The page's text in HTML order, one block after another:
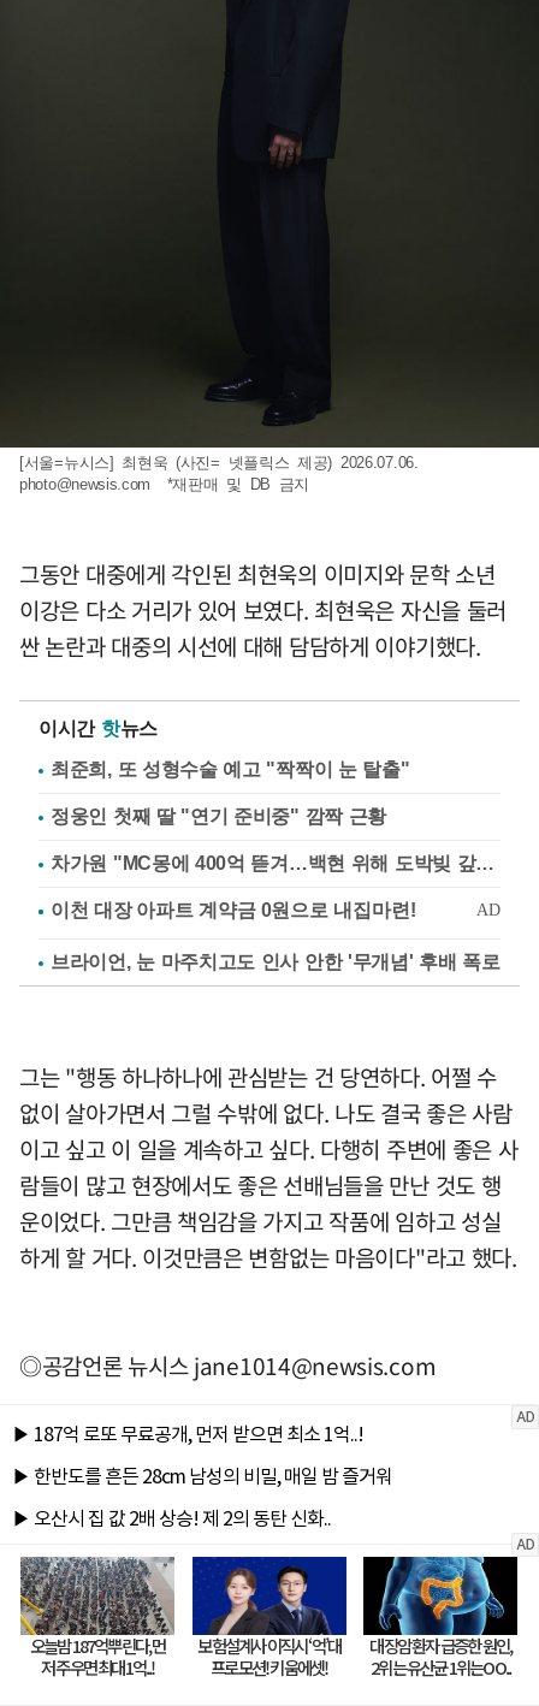
[서울=뉴시스] 최현욱 (사진= 넷플릭스 제공) 2026.07.06.
photo@newsis.com *재판매 및 DB 금지
그동안 대중에게 각인된 최현욱의 이미지와 문학 소년
이강은 다소 거리가 있어 보였다. 최현욱은 자신을 둘러
싼 논란과 대중의 시선에 대해 담담하게 이야기했다.
이시간 핫뉴스
최준희, 또 성형수술 예고 "짝짝이 눈 탈출"
정웅인 첫째 딸 "연기 준비중" 깜짝 근황
차가원 "MC몽에 400억 뜯겨…백현 위해 도박빚 갚아줘"
브라이언, 눈 마주치고도 인사 안한 '무개념' 후배 폭로
그는 "행동 하나하나에 관심받는 건 당연하다. 어쩔 수
없이 살아가면서 그럴 수밖에 없다. 나도 결국 좋은 사람
이고 싶고 이 일을 계속하고 싶다. 다행히 주변에 좋은 사
람들이 많고 현장에서도 좋은 선배님들을 만난 것도 행
운이었다. 그만큼 책임감을 가지고 작품에 임하고 성실
하게 할 거다. 이것만큼은 변함없는 마음이다"라고 했다.
◎공감언론 뉴시스jane1014@newsis.com